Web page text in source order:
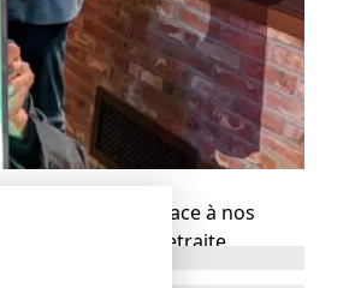
imaginaires, place à nos
(Maison de Retraite